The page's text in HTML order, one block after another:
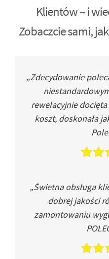
Klientów – i
Zobaczcie sami,
„Zdecydowanie
rewelacyjnie
koszt, doskonała
„Świetna obsługa
dobrej jakości
zamontowaniu